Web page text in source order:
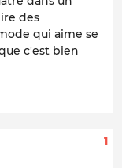
des
qui aime se
c'est bien
1